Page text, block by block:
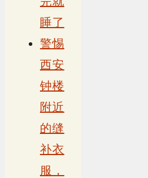
睡了
警惕
西安
钟楼
附近
的缝
补衣
服，